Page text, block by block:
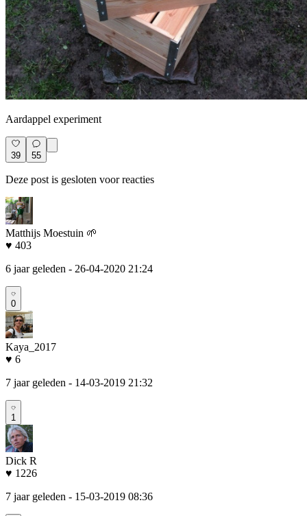
Aardappel experiment
39 55
Deze post is gesloten voor reacties
Matthijs Moestuin 🌱
♥ 403
6 jaar geleden - 26-04-2020 21:24
0
Kaya_2017
♥ 6
7 jaar geleden - 14-03-2019 21:32
1
Dick R
♥ 1226
7 jaar geleden - 15-03-2019 08:36